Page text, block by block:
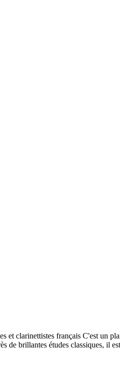
clarinettistes français C'est un
de brillantes études classiques, il